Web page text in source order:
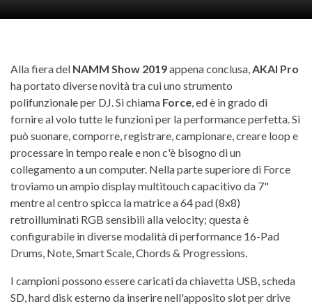
Alla fiera del NAMM Show 2019appena conclusa, AKAI Pro
ha portato diverse novità tra cui uno strumento
polifunzionale per DJ. Si chiama Force , ed è in grado di
fornire al volo tutte le funzioni per la performance perfetta. Si
può suonare, comporre, registrare, campionare, creare loop e
processare in tempo reale e non c'è bisogno di un
collegamento a un computer. Nella parte superiore di Force
troviamo un ampio display multitouch capacitivo da 7"
mentre al centro spicca la matrice a 64 pad (8x8)
retroilluminati RGB sensibili alla velocity; questa è
configurabile in diverse modalità di performance 16-Pad
Drums, Note, Smart Scale, Chords & Progressions.
I campioni possono essere caricati da chiavetta USB, scheda
SD, hard disk esterno da inserire nell'apposito slot per drive